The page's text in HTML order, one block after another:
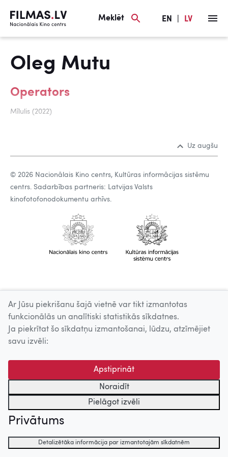
Meklēt EN LV
Oleg Mutu
Operators
Mīlulis (2022)
Uz augšu
© 2026 Nacionālais Kino centrs, Kultūras informācijas sistēmu
centrs. Sadarbības partneris: Latvijas Valsts
kinofotofonodokumentu arhīvs.
Ar Jūsu piekrišanu šajā vietnē var tikt izmantotas
funkcionālās un analītiski statistikās sīkdatnes.
Ja piekrītat šo sīkdatņu izmantošanai, lūdzu, atzīmējiet
savu izvēli:
Apstiprināt
Noraidīt
Pielāgot izvēli
Privātums
Detalizētāka informācija par izmantotajām sīkdatnēm